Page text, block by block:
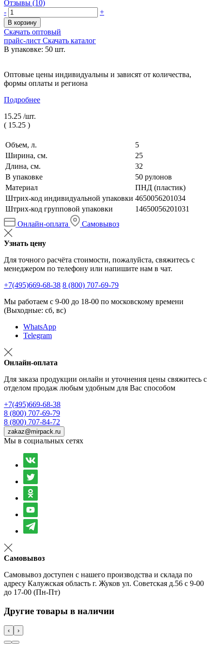
Отзывы (10)
-
+
В корзину
Скачать оптовый
прайс-лист Скачать каталог
В упаковке: 50 шт.
Оптовые цены индивидуальны и зависят от количества,
формы оплаты и региона
Подробнее
15.25 /шт.
( 15.25 )
Объем, л.
5
Ширина, см.
25
Длина, см.
32
В упаковке
50 рулонов
Материал
ПНД (пластик)
Штрих-код индивидуальной упаковки 4650056201034
Штрих-код групповой упаковки
14650056201031
Онлайн-оплата
Самовывоз
Узнать цену
Для точного расчёта стоимости, пожалуйста, свяжитесь с
менеджером по телефону или напишите нам в чат.
+7(495)669-68-38 8 (800) 707-69-79
Мы работаем с 9-00 до 18-00 по московскому времени
(Выходные: сб, вс)
WhatsApp
Telegram
Онлайн-оплата
Для заказа продукции онлайн и уточнения цены свяжитесь с
отделом продаж любым удобным для Вас способом
+7(495)669-68-38
8 (800) 707-69-79
8 (800) 707-84-72
zakaz@mirpack.ru
Мы в социальных сетях
Самовывоз
Самовывоз доступен с нашего производства и склада по
адресу Калужская область г. Жуков ул. Советская д.56 с 9-00
до 17-00 (Пн-Пт)
Другие товары в наличии
‹ ›